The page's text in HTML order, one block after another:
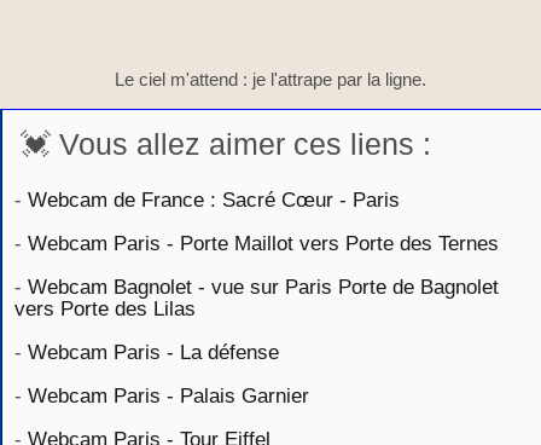
Le ciel m'attend : je l'attrape par la ligne.
💓 Vous allez aimer ces liens :
- Webcam de France : Sacré Cœur - Paris
- Webcam Paris - Porte Maillot vers Porte des Ternes
- Webcam Bagnolet - vue sur Paris Porte de Bagnolet
vers Porte des Lilas
- Webcam Paris - La défense
- Webcam Paris - Palais Garnier
- Webcam Paris - Tour Eiffel